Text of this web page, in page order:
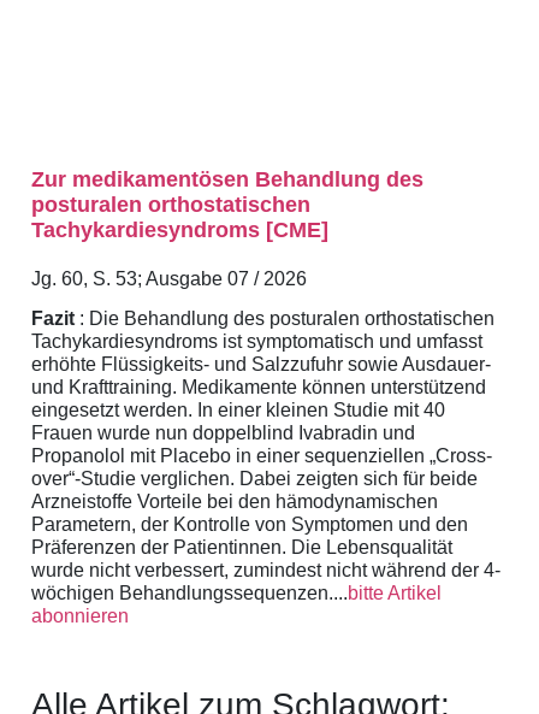
Zur medikamentösen Behandlung des
posturalen orthostatischen
Tachykardiesyndroms [CME]
Jg. 60, S. 53; Ausgabe 07 / 2026
Fazit : Die Behandlung des posturalen orthostatischen
Tachykardiesyndroms ist symptomatisch und umfasst
erhöhte Flüssigkeits- und Salzzufuhr sowie Ausdauer-
und Krafttraining. Medikamente können unterstützend
eingesetzt werden. In einer kleinen Studie mit 40
Frauen wurde nun doppelblind Ivabradin und
Propanolol mit Placebo in einer sequenziellen „Cross-
over“-Studie verglichen. Dabei zeigten sich für beide
Arzneistoffe Vorteile bei den hämodynamischen
Parametern, der Kontrolle von Symptomen und den
Präferenzen der Patientinnen. Die Lebensqualität
wurde nicht verbessert, zumindest nicht während der 4-
wöchigen Behandlungssequenzen....bitte Artikel
abonnieren
Alle Artikel zum Schlagwort: